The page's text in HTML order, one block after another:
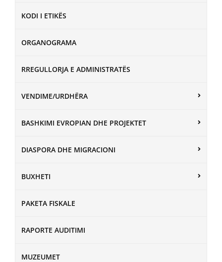
KODI I ETIKËS
ORGANOGRAMA
RREGULLORJA E ADMINISTRATËS
VENDIME/URDHËRA
BASHKIMI EVROPIAN DHE PROJEKTET
DIASPORA DHE MIGRACIONI
BUXHETI
PAKETA FISKALE
RAPORTE AUDITIMI
MUZEUMET